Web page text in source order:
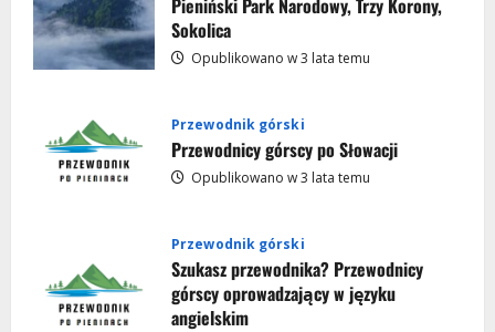
Sokolica
Opublikowano w 3 lata temu
Przewodnik górski
Przewodnicy górscy po Słowacji
Opublikowano w 3 lata temu
Przewodnik górski
Szukasz przewodnika? Przewodnicy
górscy oprowadzający w języku
angielskim
3 Opublikowano w 3 lata temu
Opublikowano w 3 lata temu
Warunki w górach | Słowacja
Opublikowano w 3 lata temu